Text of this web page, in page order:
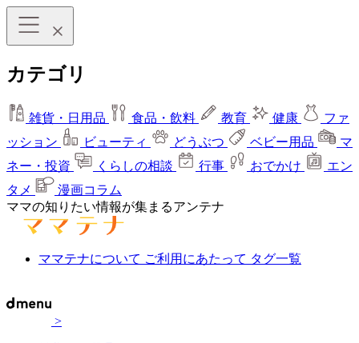
カテゴリ
雑貨・日用品 食品・飲料 教育 健康
ファ
ッション
ビューティ どうぶつ ベビー用品
マ
ネー・投資
くらしの相談 行事 おでかけ
エン
タメ
漫画コラム
ママの知りたい情報が集まるアンテナ
ママテナについて ご利用にあたって タグ一覧
>